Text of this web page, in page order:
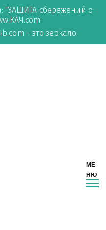
"ЗАЩИТА сбережений о
- это зеркало